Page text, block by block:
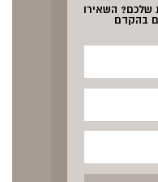
שלכם? השאירו
בהקדם